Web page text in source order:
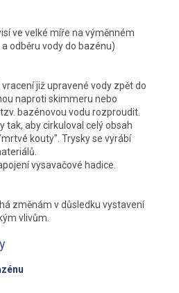
ve velké míře na výměnném
odběru vody do bazénu)
již upravené vody zpět do
naproti skimmeru nebo
bazénovou vodu rozproudit.
tak, aby cirkuloval celý obsah
kouty". Trysky se vyrábí
vysavačové hadice.
změnám v důsledku vystavení
vlivům.